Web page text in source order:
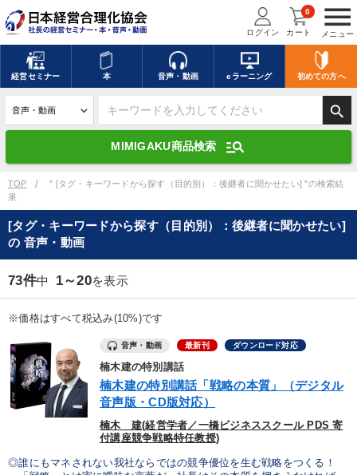
menu
メニュー
ログイン カート
0
経営セミナー 本 音声・動画 eラーニング 初めての方へ
search
MIMIGAKU商品検索 manage_search
キーワードを入力して探す
デジタル版対応のみ検索結果に表示する
search 上記の条件で検索
mic 講演収録物を探す
ます
カテゴリー
優秀各社の智恵と戦略 事業家のロマンと経営
若手異才経営者の発想 専門家のアドバイス
リーダーの器量を学ぶ
TOP
" [タグ・キーワードから探す（目的別）：後継者に聞かせたい] "の検索結
果
[タグ・キーワードから探す（目的別）：後継者に聞かせたい]
の 音声・動画
73件中 1～20を表示
※価格はすべて税込み(10%)です
音声・動画 最新刊 ダウンロード対応
楠木建の特別講話
楠木建の特別講話「戦略の本質」（デジタル
音声版・CD版対応）
楠木 建(経営学者／一橋ビジネススクール PDS 寄
付講座競争戦略特任教授)
◎誰にもマネされない我社ならではの競争優位を生む戦略をつくる！